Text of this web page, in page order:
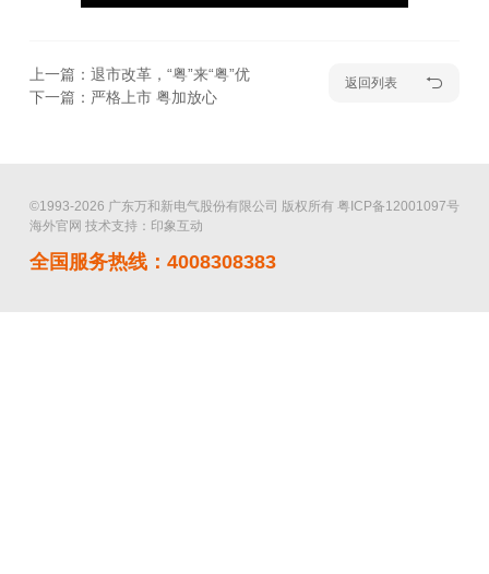
上一篇：退市改革，“粤”来“粤”优
下一篇：严格上市 粤加放心
返回列表
©1993-2026 广东万和新电气股份有限公司 版权所有 粤ICP备12001097号
海外官网 技术支持：印象互动
全国服务热线：4008308383